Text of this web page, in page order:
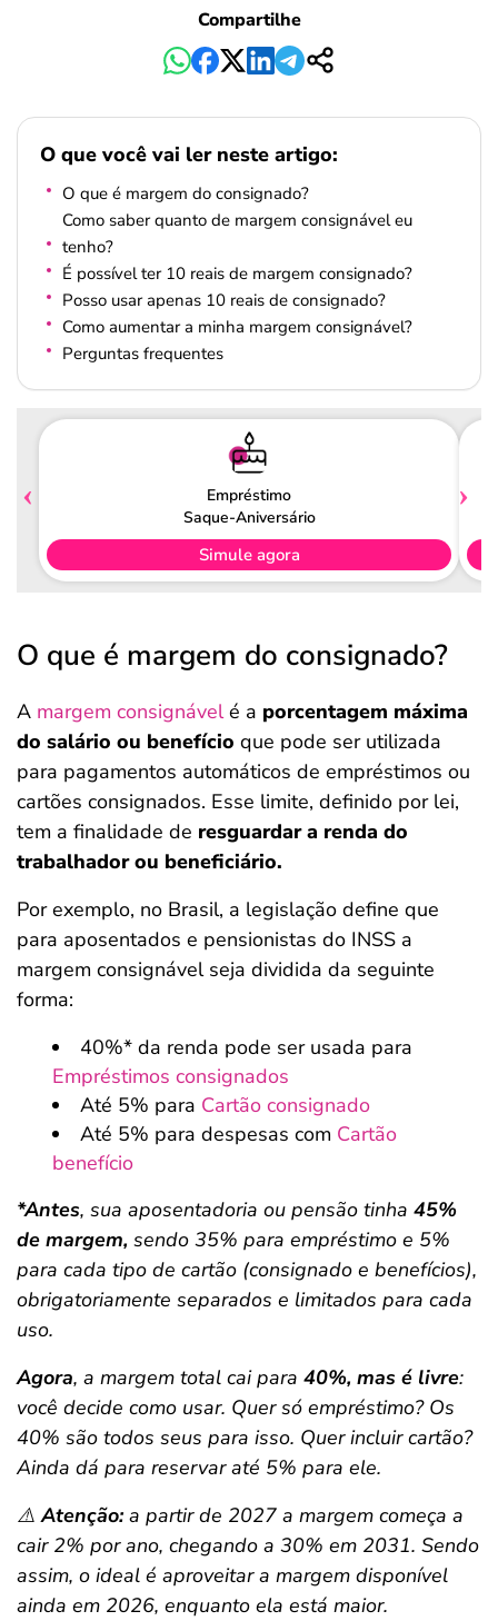
Compartilhe
O que você vai ler neste artigo:
O que é margem do consignado?
Como saber quanto de margem consignável eu
tenho?
É possível ter 10 reais de margem consignado?
Posso usar apenas 10 reais de consignado?
Como aumentar a minha margem consignável?
Perguntas frequentes
Empréstimo
Saque-Aniversário
Simule agora
O que é margem do consignado?
A margem consignávelé a porcentagem máxima
do salário ou benefício que pode ser utilizada
para pagamentos automáticos de empréstimos ou
cartões consignados. Esse limite, definido por lei,
tem a finalidade de resguardar a renda do
trabalhador ou beneficiário.
Por exemplo, no Brasil, a legislação define que
para aposentados e pensionistas do INSS a
margem consignável seja dividida da seguinte
forma:
40%* da renda pode ser usada para
Empréstimos consignados
Até 5% para Cartão consignado
Até 5% para despesas com Cartão
benefício
*Antes, sua aposentadoria ou pensão tinha 45%
de margem, sendo 35% para empréstimo e 5%
para cada tipo de cartão (consignado e benefícios),
obrigatoriamente separados e limitados para cada
uso.
Agora, a margem total cai para 40%, mas é livre:
você decide como usar. Quer só empréstimo? Os
40% são todos seus para isso. Quer incluir cartão?
Ainda dá para reservar até 5% para ele.
⚠️Atenção:a partir de 2027 a margem começa a
cair 2% por ano, chegando a 30% em 2031. Sendo
assim, o ideal é aproveitar a margem disponível
ainda em 2026, enquanto ela está maior.